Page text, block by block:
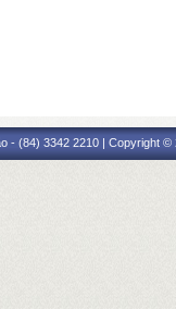
- (84) 3342 2210 | Copyright